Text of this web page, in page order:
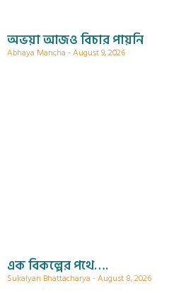
অভয়া আজও বিচার পায়নি
Abhaya Mancha August 9, 2026
এক বিকল্পের পথে….
Sukalyan Bhattacharya August 8, 2026